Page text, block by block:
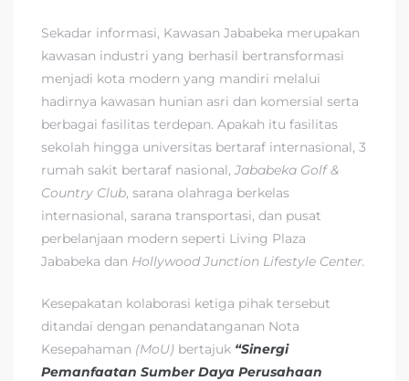
Sekadar informasi, Kawasan Jababeka merupakan
kawasan industri yang berhasil bertransformasi
menjadi kota modern yang mandiri melalui
hadirnya kawasan hunian asri dan komersial serta
berbagai fasilitas terdepan. Apakah itu fasilitas
sekolah hingga universitas bertaraf internasional, 3
rumah sakit bertaraf nasional,Jababeka Golf &
Country Club, sarana olahraga berkelas
internasional, sarana transportasi, dan pusat
perbelanjaan modern seperti Living Plaza
Jababeka dan Hollywood Junction Lifestyle Center.
Kesepakatan kolaborasi ketiga pihak tersebut
ditandai dengan penandatanganan Nota
Kesepahaman (MoU) bertajuk “Sinergi
Pemanfaatan Sumber Daya Perusahaan